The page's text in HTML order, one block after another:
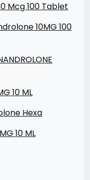
Mcg 100 Tablet
10MG 100
10 ML
Hexa
10 ML